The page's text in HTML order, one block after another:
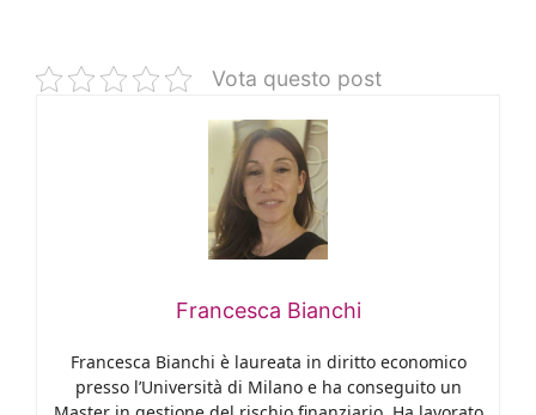
Vota questo post
Francesca Bianchi
Francesca Bianchi è laureata in diritto economico
presso l’Università di Milano e ha conseguito un